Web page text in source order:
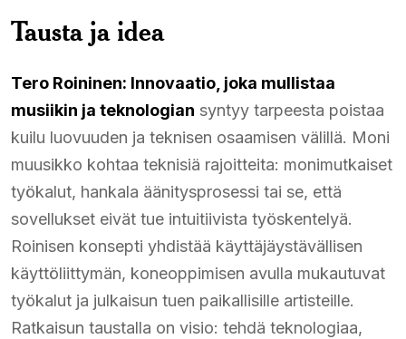
Tausta ja idea
Tero Roininen: Innovaatio, joka mullistaa
musiikin ja teknologian syntyy tarpeesta poistaa
kuilu luovuuden ja teknisen osaamisen välillä. Moni
muusikko kohtaa teknisiä rajoitteita: monimutkaiset
työkalut, hankala äänitysprosessi tai se, että
sovellukset eivät tue intuitiivista työskentelyä.
Roinisen konsepti yhdistää käyttäjäystävällisen
käyttöliittymän, koneoppimisen avulla mukautuvat
työkalut ja julkaisun tuen paikallisille artisteille.
Ratkaisun taustalla on visio: tehdä teknologiaa,